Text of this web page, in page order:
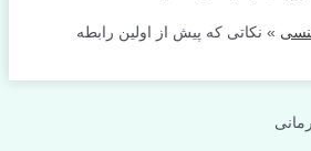
» نکاتی که پیش از اولین رابطه